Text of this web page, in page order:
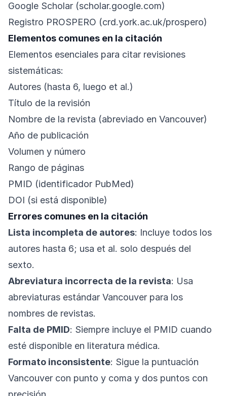
Google Scholar (scholar.google.com)
Registro PROSPERO (crd.york.ac.uk/prospero)
Elementos comunes en la citación
Elementos esenciales para citar revisiones
sistemáticas:
Autores (hasta 6, luego et al.)
Título de la revisión
Nombre de la revista (abreviado en Vancouver)
Año de publicación
Volumen y número
Rango de páginas
PMID (identificador PubMed)
DOI (si está disponible)
Errores comunes en la citación
Lista incompleta de autores: Incluye todos los
autores hasta 6; usa et al. solo después del
sexto.
Abreviatura incorrecta de la revista: Usa
abreviaturas estándar Vancouver para los
nombres de revistas.
Falta de PMID: Siempre incluye el PMID cuando
esté disponible en literatura médica.
Formato inconsistente: Sigue la puntuación
Vancouver con punto y coma y dos puntos con